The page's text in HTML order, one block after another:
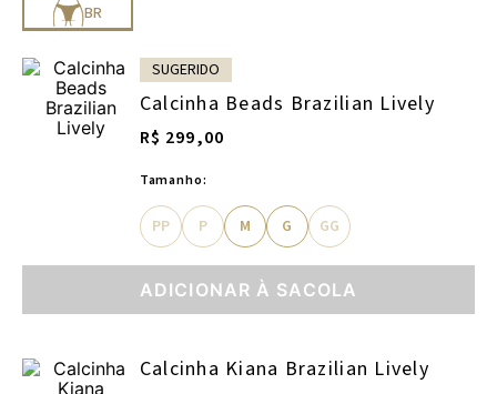
BR
SUGERIDO
Calcinha Beads Brazilian Lively
R$ 299,00
Tamanho:
PP P M G GG
ADICIONAR À SACOLA
Calcinha Kiana Brazilian Lively